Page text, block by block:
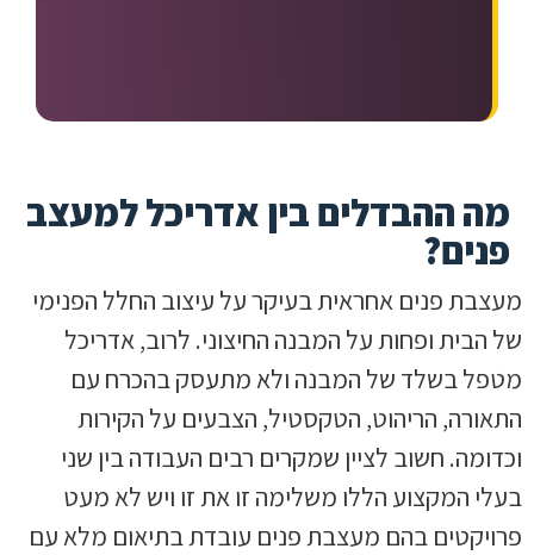
מה ההבדלים בין אדריכל למעצב
פנים?
מעצבת פנים אחראית בעיקר על עיצוב החלל הפנימי
של הבית ופחות על המבנה החיצוני. לרוב, אדריכל
מטפל בשלד של המבנה ולא מתעסק בהכרח עם
התאורה, הריהוט, הטקסטיל, הצבעים על הקירות
וכדומה. חשוב לציין שמקרים רבים העבודה בין שני
בעלי המקצוע הללו משלימה זו את זו ויש לא מעט
פרויקטים בהם מעצבת פנים עובדת בתיאום מלא עם